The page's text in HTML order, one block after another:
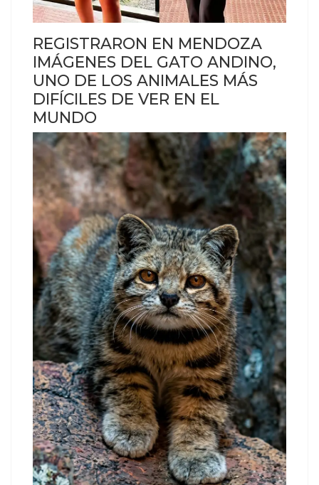
REGISTRARON EN MENDOZA
IMÁGENES DEL GATO ANDINO,
UNO DE LOS ANIMALES MÁS
DIFÍCILES DE VER EN EL
MUNDO